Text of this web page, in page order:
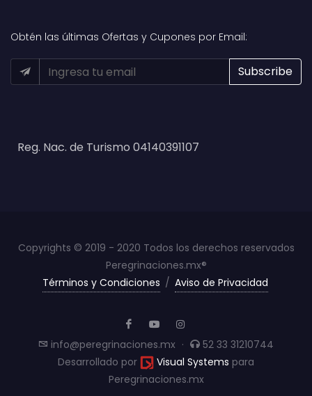
Obtén las últimas Ofertas y Cupones por Email:
Reg. Nac. de Turismo 04140391107
Copyrights © 2019 - 2020 Todos los derechos reservados
Peregrinaciones.mx®
Términos y Condiciones / Aviso de Privacidad
info@peregrinaciones.mx ·
52 33 31210744
Desarrollado por
Visual Systems para
Peregrinaciones.mx